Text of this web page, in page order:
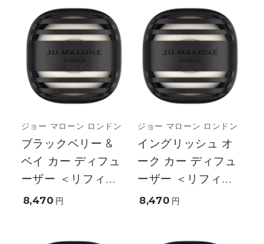
ジョー マローン ロンドン
ブラックベリー &
ベイ カー ディフュ
ーザー ＜リフィ...
8,470 円
ジョー マローン ロンドン
イングリッシュ オ
ーク カー ディフュ
ーザー ＜リフィ...
8,470 円